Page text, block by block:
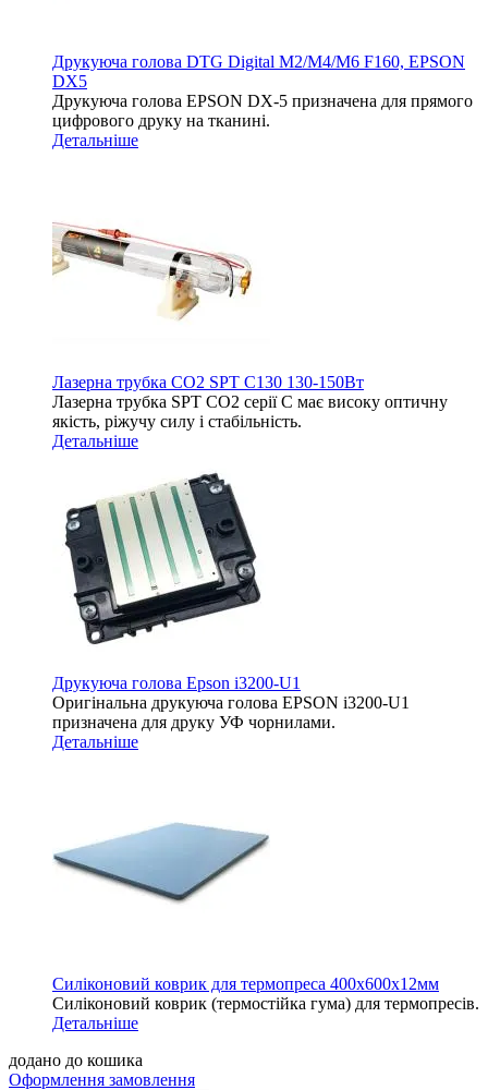
Друкуюча голова DTG Digital M2/M4/M6 F160, EPSON
DX5
Друкуюча голова EPSON DX-5 призначена для прямого
цифрового друку на тканині.
Детальніше
Лазерна трубка CO2 SPT C130 130-150Вт
Лазерна трубка SPT СО2 серії C має високу оптичну
якість, ріжучу силу і стабільність.
Детальніше
Друкуюча голова Epson i3200-U1
Оригінальна друкуюча голова EPSON i3200-U1
призначена для друку УФ чорнилами.
Детальніше
Силіконовий коврик для термопреса 400х600х12мм
Силіконовий коврик (термостійка гума) для термопресів.
Детальніше
додано до кошика
Оформлення замовлення